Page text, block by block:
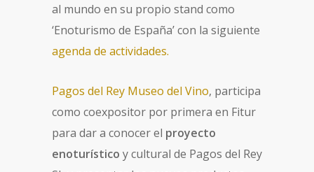
al mundo en su propio stand como
‘Enoturismo de España’ con la siguiente
agenda de actividades.
Pagos del Rey Museo del Vino, participa
como coexpositor por primera en Fitur
para dar a conocer el proyecto
enoturístico y cultural de Pagos del Rey